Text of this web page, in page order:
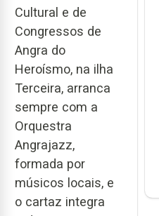
Cultural e de
Congressos de
Angra do
Heroísmo, na ilha
Terceira, arranca
sempre com a
Orquestra
Angrajazz,
formada por
músicos locais, e
o cartaz integra